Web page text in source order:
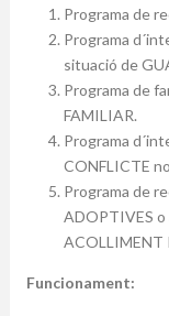
Programa de
Programa
situació de
Programa de
FAMILIAR.
Programa
CONFLICTE
Programa de
ADOPTIVES
ACOLLIMENT
Funcionament: